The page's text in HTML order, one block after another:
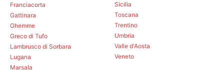
Franciacorta
Gattinara
Ghemme
Greco di Tufo
Lambrusco di Sorbara
Lugana
Marsala
Sicilia
Toscana
Trentino
Umbria
Valle d'Aosta
Veneto